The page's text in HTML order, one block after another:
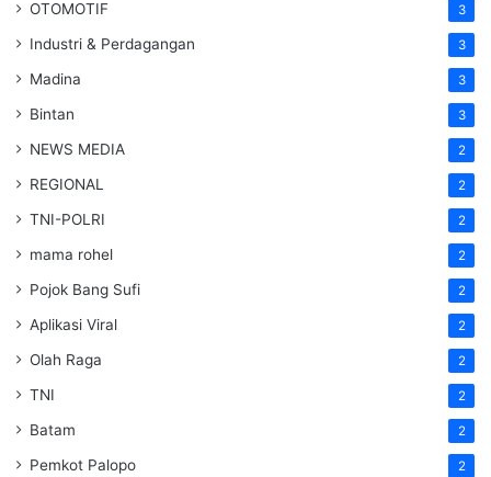
OTOMOTIF 3
Industri & Perdagangan 3
Madina 3
Bintan 3
NEWS MEDIA 2
REGIONAL 2
TNI-POLRI 2
mama rohel 2
Pojok Bang Sufi 2
Aplikasi Viral 2
Olah Raga 2
TNI 2
Batam 2
Pemkot Palopo 2